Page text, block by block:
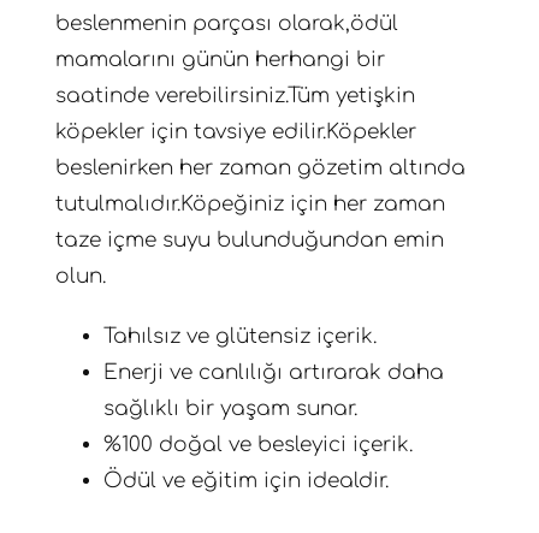
beslenmenin parçası olarak,ödül
mamalarını günün herhangi bir
saatinde verebilirsiniz.Tüm yetişkin
köpekler için tavsiye edilir.Köpekler
beslenirken her zaman gözetim altında
tutulmalıdır.Köpeğiniz için her zaman
taze içme suyu bulunduğundan emin
olun.
Tahılsız ve glütensiz içerik.
Enerji ve canlılığı artırarak daha
sağlıklı bir yaşam sunar.
%100 doğal ve besleyici içerik.
Ödül ve eğitim için idealdir.